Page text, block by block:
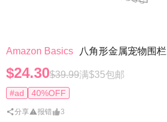
Amazon Basics 八角形金属宠物围栏
$24.30$39.99满$35包邮
#ad 40%OFF
分享 报错 3